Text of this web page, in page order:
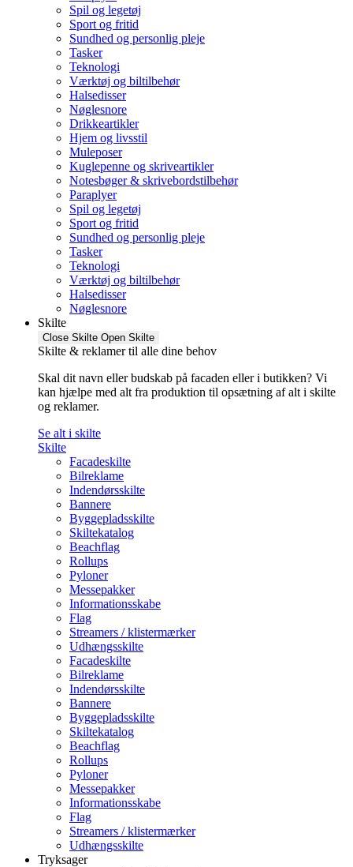
Spil og legetøj
Sport og fritid
Sundhed og personlig pleje
Tasker
Teknologi
Værktøj og biltilbehør
Halsedisser
Nøglesnore
Drikkeartikler
Hjem og livsstil
Muleposer
Kuglepenne og skriveartikler
Notesbøger & skrivebordstilbehør
Paraplyer
Spil og legetøj
Sport og fritid
Sundhed og personlig pleje
Tasker
Teknologi
Værktøj og biltilbehør
Halsedisser
Nøglesnore
Skilte
Close Skilte Open Skilte
Skilte & reklamer til alle dine behov
Skal dit navn eller budskab på facaden eller i butikken? Vi
kan hjælpe med alt fra produktion til opsætning af alt i skilte
og reklamer.
Se alt i skilte
Skilte
Facadeskilte
Bilreklame
Indendørsskilte
Bannere
Byggepladsskilte
Skiltekatalog
Beachflag
Rollups
Pyloner
Messepakker
Informationsskabe
Flag
Streamers / klistermærker
Udhængsskilte
Facadeskilte
Bilreklame
Indendørsskilte
Bannere
Byggepladsskilte
Skiltekatalog
Beachflag
Rollups
Pyloner
Messepakker
Informationsskabe
Flag
Streamers / klistermærker
Udhængsskilte
Tryksager